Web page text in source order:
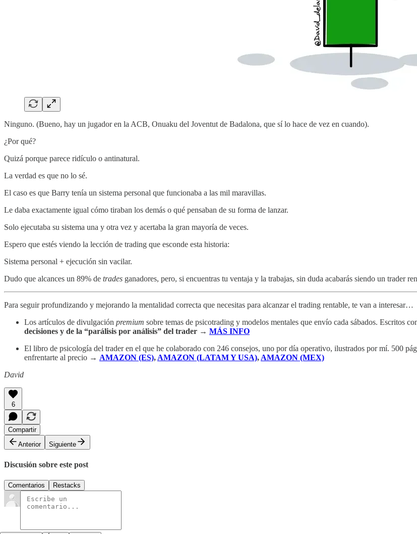
Ninguno. (Bueno, hay un jugador en la ACB, Onuaku del Joventut de Badalona, que sí lo hace de vez en cuando).
¿Por qué?
Quizá porque parece ridículo o antinatural.
La verdad es que no lo sé.
El caso es que Barry tenía un sistema personal que funcionaba a las mil maravillas.
Le daba exactamente igual cómo tiraban los demás o qué pensaban de su forma de lanzar.
Solo ejecutaba su sistema una y otra vez y acertaba la gran mayoría de veces.
Espero que estés viendo la lección de trading que esconde esta historia:
Sistema personal + ejecución sin vacilar.
Dudo que alcances un 89% de trades ganadores, pero, si encuentras tu ventaja y la trabajas, sin duda acabarás siendo un trader
Para seguir profundizando y mejorando la mentalidad correcta que necesitas para alcanzar el trading rentable, te van a interesar…
Los artículos de divulgación premium sobre temas de psicotrading y modelos mentales que envío cada sábados. Escritos
decisiones y de la “parálisis por análisis” del trader → MÁS INFO
El libro de psicología del trader en el que he colaborado con 246 consejos, uno por día operativo, ilustrados por mí. 500
enfrentarte al precio → AMAZON (ES), AMAZON (LATAM Y USA), AMAZON (MEX)
David
6
Compartir
Anterior
Siguiente
Discusión sobre este post
Comentarios Restacks